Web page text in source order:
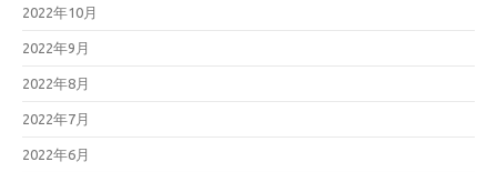
2022年10月
2022年9月
2022年8月
2022年7月
2022年6月